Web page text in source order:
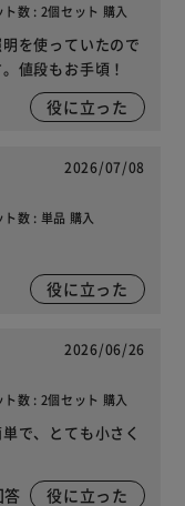
数 : 2個セット 購入
を使っていたので
値段もお手頃！
役に立った
2026/07/08
数 : 単品 購入
役に立った
2026/06/26
数 : 2個セット 購入
で、とても小さく
役に立った